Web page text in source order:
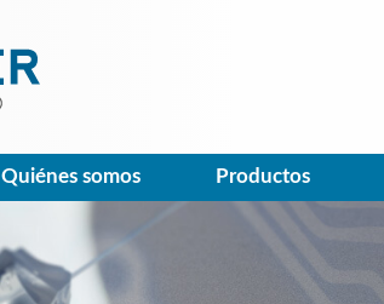
Quiénes somos Productos